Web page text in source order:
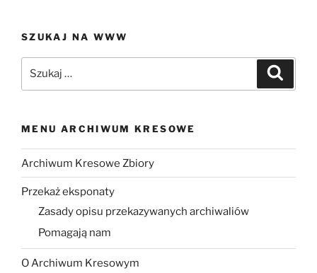
SZUKAJ NA WWW
MENU ARCHIWUM KRESOWE
Archiwum Kresowe Zbiory
Przekaż eksponaty
Zasady opisu przekazywanych archiwaliów
Pomagają nam
O Archiwum Kresowym